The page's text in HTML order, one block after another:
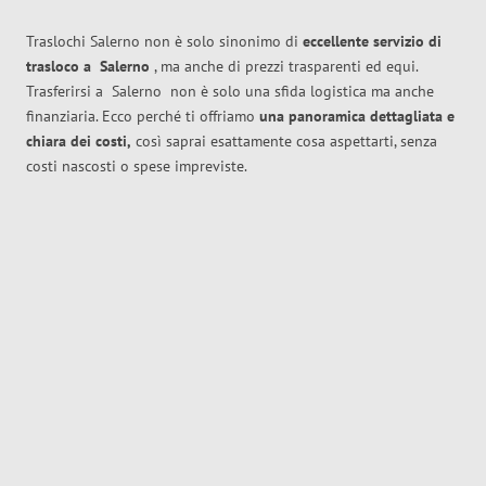
Traslochi Salerno non è solo sinonimo di eccellente servizio di
trasloco a Salerno , ma anche di prezzi trasparenti ed equi.
Trasferirsi a Salerno non è solo una sfida logistica ma anche
finanziaria. Ecco perché ti offriamo una panoramica dettagliata e
chiara dei costi, così saprai esattamente cosa aspettarti, senza
costi nascosti o spese impreviste.